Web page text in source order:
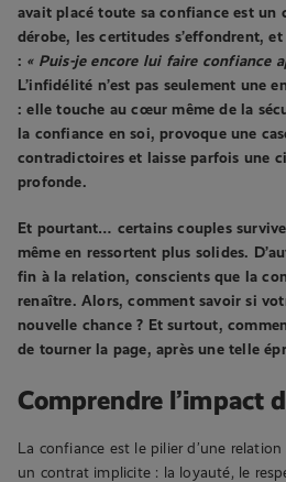
avait placé toute sa confiance est un
dérobe, les certitudes s’effondrent,
: « Puis-je encore lui faire confiance
L’infidélité n’est pas seulement une
: elle touche au cœur même de la
la confiance en soi, provoque une
contradictoires et laisse parfois une
profonde.
Et pourtant… certains couples
même en ressortent plus solides.
fin à la relation, conscients que la
renaître. Alors, comment savoir si
nouvelle chance ? Et surtout,
de tourner la page, après une telle
Comprendre l’impact
La confiance est le pilier d’une
un contrat implicite : la loyauté, le